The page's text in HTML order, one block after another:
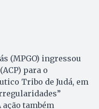
(MPGO) ingressou
para o
Tribo de Judá, em
também